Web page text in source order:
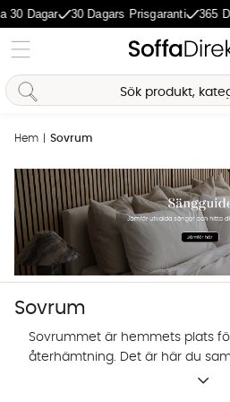
30 Dagars Prisgaranti 365 Dagars
Hem Sovrum
Sovrum
Sovrummet är hemmets plats
återhämtning. Det är här du
inför morgondagen. Därför